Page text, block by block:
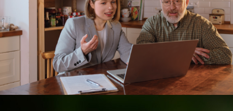
i Środowiska oraz NFOŚiGW nad wypłatą
w ramach programuCzyste Powietrze. Może to
Beneficjentów oraz Wykonawców